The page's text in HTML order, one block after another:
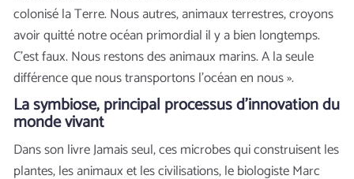
colonisé la Terre. Nous autres, animaux terrestres, croyons
avoir quitté notre océan primordial il y a bien longtemps.
C’est faux. Nous restons des animaux marins. A la seule
différence que nous transportons l’océan en nous ».
La symbiose, principal processus d’innovation du
monde vivant
Dans son livre Jamais seul, ces microbes qui construisent les
plantes, les animaux et les civilisations, le biologiste Marc